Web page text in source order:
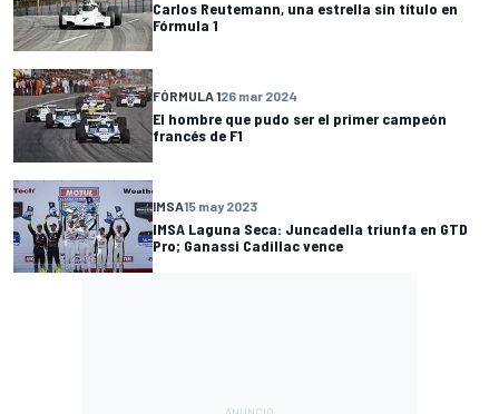
Carlos Reutemann, una estrella sin título en
Fórmula 1
FÓRMULA 126 mar 2024
El hombre que pudo ser el primer campeón
francés de F1
IMSA15 may 2023
IMSA Laguna Seca: Juncadella triunfa en GTD
Pro; Ganassi Cadillac vence